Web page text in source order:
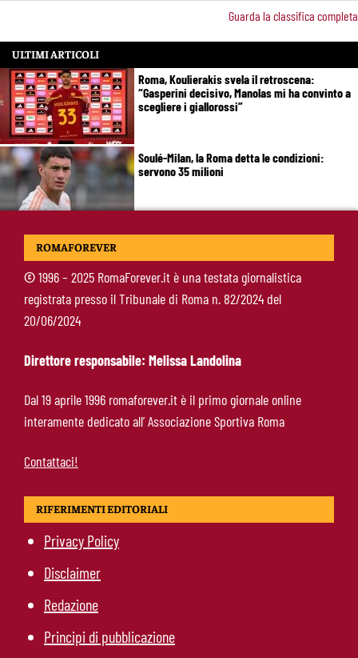
Guarda la classifica completa
ULTIMI ARTICOLI
Roma, Koulierakis svela il retroscena:
“Gasperini decisivo, Manolas mi ha convinto a
scegliere i giallorossi”
Soulé-Milan, la Roma detta le condizioni:
servono 35 milioni
Koulierakis-Roma, impatto immediato: gol e
Calciomercato Roma, scout a Praga per
Fofana: il prezzo fissato dal Lione
ROMAFOREVER
©1996 – 2025 RomaForever.it è una testata giornalistica
registrata presso il Tribunale di Roma n. 82/2024 del
20/06/2024
Direttore responsabile: Melissa Landolina
Dal 19 aprile 1996 romaforever.it è il primo giornale online
interamente dedicato all’ Associazione Sportiva Roma
Contattaci!
RIFERIMENTI EDITORIALI
Privacy Policy
Disclaimer
Redazione
Principi di pubblicazione